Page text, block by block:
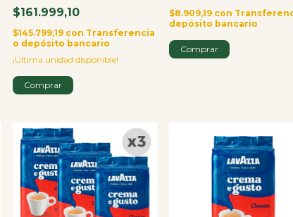
$161.999,10
$145.799,19 con Transferencia
o depósito bancario
¡Última unidad disponible!
$8.909,19 con
depósito bancario